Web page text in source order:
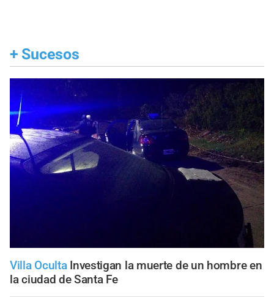
+ Sucesos
Villa Oculta Investigan la muerte de un hombre en
la ciudad de Santa Fe